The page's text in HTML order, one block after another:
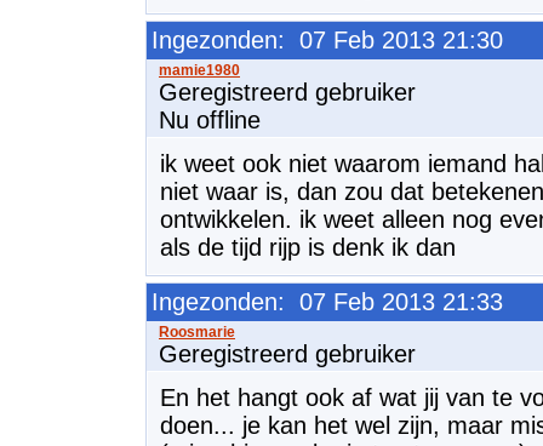
Ingezonden: 07 Feb 2013 21:30
Geregistreerd gebruiker
Nu offline
ik weet ook niet waarom iemand
niet waar is, dan zou dat
ontwikkelen. ik weet alleen nog
als de tijd rijp is denk ik dan
Ingezonden: 07 Feb 2013 21:33
Geregistreerd gebruiker
En het hangt ook af wat jij van te
doen... je kan het wel zijn, maar